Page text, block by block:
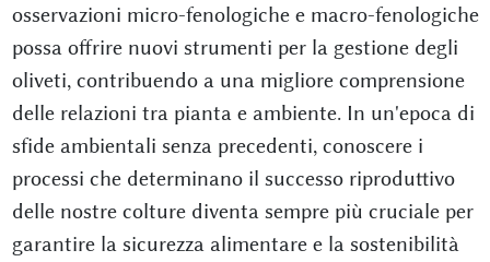
osservazioni micro-fenologiche e macro-fenologiche
possa offrire nuovi strumenti per la gestione degli
oliveti, contribuendo a una migliore comprensione
delle relazioni tra pianta e ambiente. In un'epoca di
sfide ambientali senza precedenti, conoscere i
processi che determinano il successo riproduttivo
delle nostre colture diventa sempre più cruciale per
garantire la sicurezza alimentare e la sostenibilità